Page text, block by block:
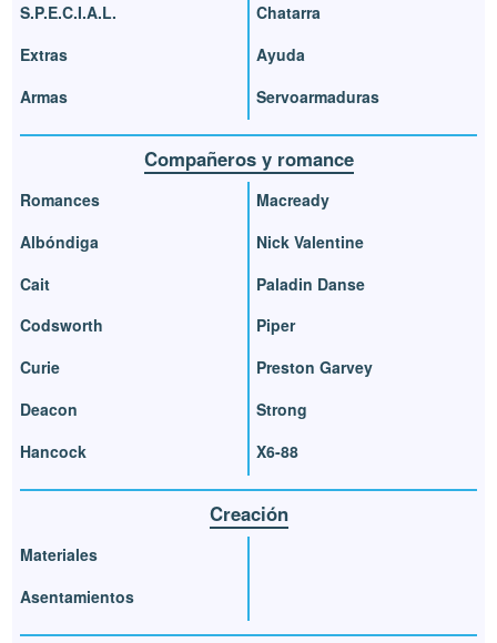
S.P.E.C.I.A.L.
Extras
Armas
Chatarra
Ayuda
Servoarmaduras
Compañeros y romance
Romances
Albóndiga
Cait
Codsworth
Curie
Deacon
Hancock
Macready
Nick Valentine
Paladin Danse
Piper
Preston Garvey
Strong
X6-88
Creación
Materiales
Asentamientos